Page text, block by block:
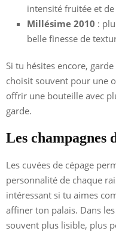
intensité fruitée et
Millésime 2010 :
belle finesse de
Si tu hésites encore,
choisit souvent pour une
offrir une bouteille avec
garde.
Les champagnes
Les cuvées de cépage
personnalité de chaque
intéressant si tu aimes
affiner ton palais. Dans
souvent plus lisible, plus